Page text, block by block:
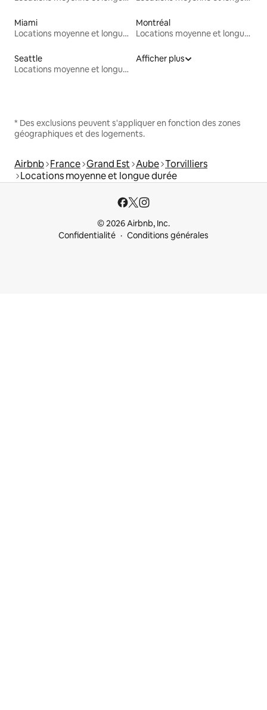
Miami
Locations moyenne et longue durée
Montréal
Locations moyenne et longue durée
Seattle
Locations moyenne et longue durée
Afficher plus
* Des exclusions peuvent s'appliquer en fonction des zones
géographiques et des logements.
Airbnb France Grand Est Aube Torvilliers
Locations moyenne et longue durée
© 2026 Airbnb, Inc.
Confidentialité
Conditions générales